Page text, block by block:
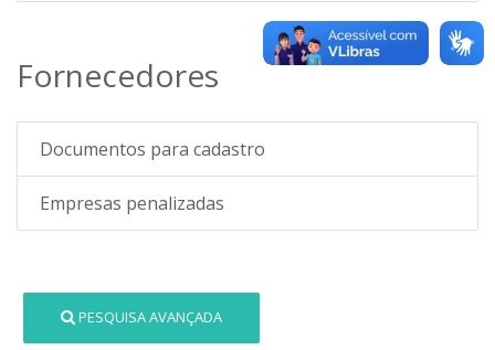
Fornecedores
Documentos para cadastro
Empresas penalizadas
PESQUISA AVANÇADA